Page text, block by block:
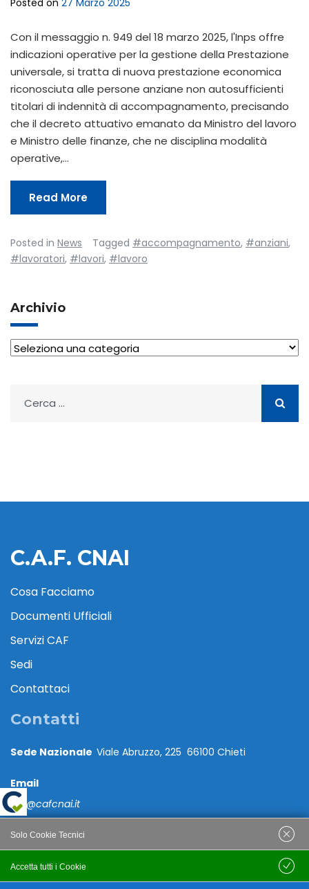
Posted on 27 Marzo 2025
Con il messaggio n. 949 del 18 marzo 2025, l'Inps offre
indicazioni operative per la gestione della Prestazione
universale, si tratta di nuova prestazione economica
riconosciuta alle persone anziane non autosufficienti
titolari di indennità di accompagnamento, precisando
che il decreto attuativo emanato da Ministro del lavoro
e Ministro delle finanze, che ne disciplina modalità
operative,…
Read More
Posted in News Tagged #accompagnamento, #anziani,
#lavoratori, #lavori, #lavoro
Archivio
Archivio
per:
C.A.F. CNAI
Cosa Facciamo
Documenti Ufficiali
Servizi CAF
Sedi
Contattaci
Contatti
Sede Nazionale Viale Abruzzo, 225 66100 Chieti
Email
caf@cafcnai.it
Posta Certificata
Accetta tutti i Cookie
Solo Cookie Tecnici
Salva